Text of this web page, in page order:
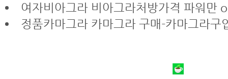
여자비아그라 비아그라처방가격 파워만
정품카마그라 카마그라 구매-카마그라구